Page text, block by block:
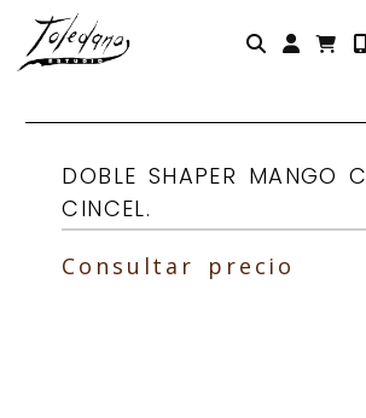
DOBLE SHAPER MANGO
CINCEL.
Consultar precio